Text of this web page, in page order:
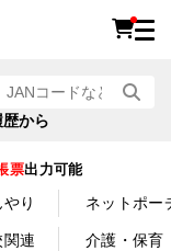
歴から
票出力可能
り ネットポー
関連 介護・保育